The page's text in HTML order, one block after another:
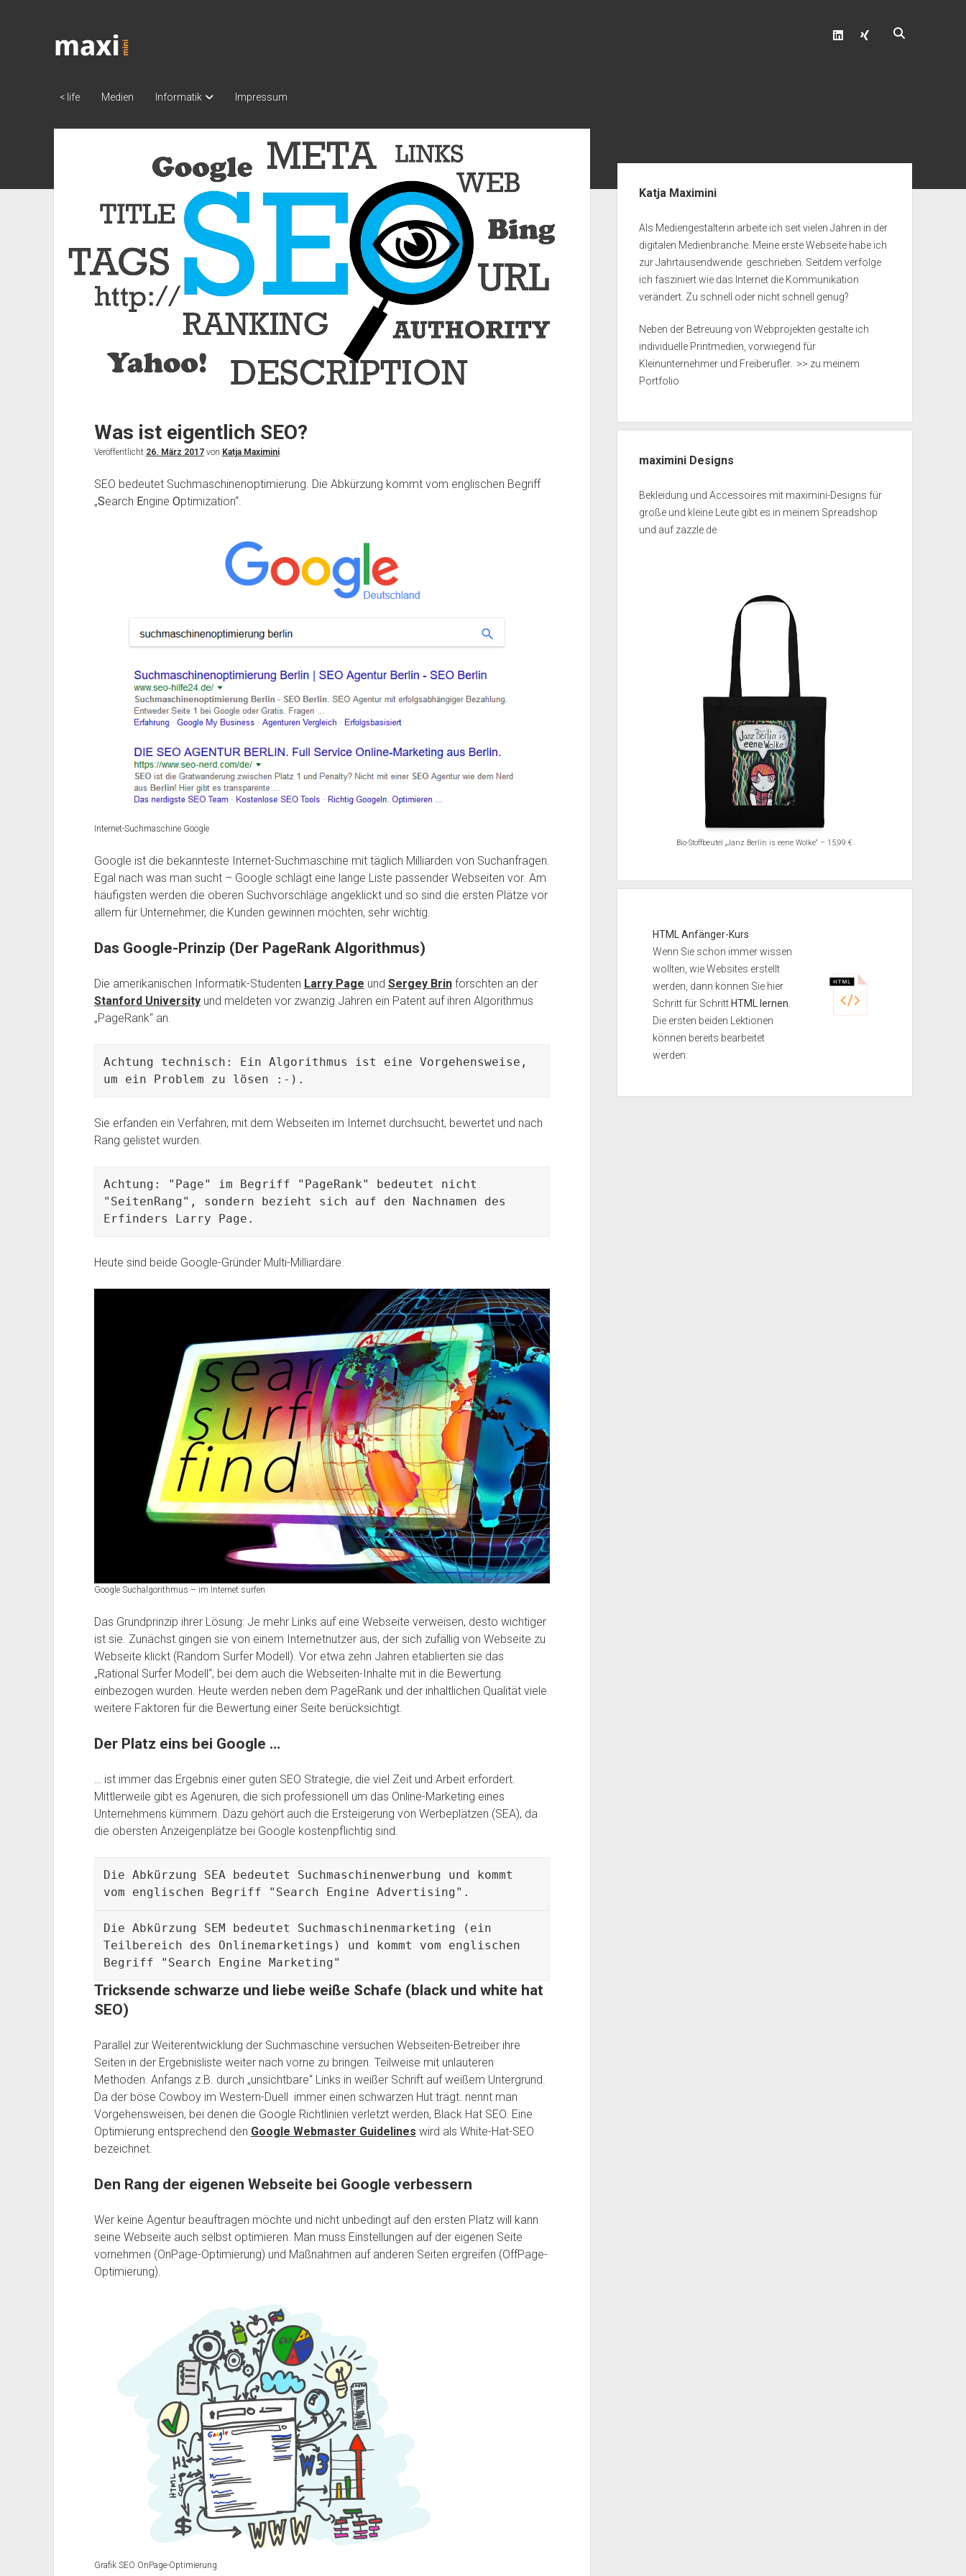
Maximini
work
linkedinxing
< life Medien Informatik Impressum
Was ist eigentlich SEO?
Veröffentlicht 26. März 2017von Katja Maximini.
SEO bedeutet Suchmaschinenoptimierung. Die Abkürzung kommt vom englischen Begriff
„Search Engine Optimization“.
Internet-Suchmaschine Google
Google ist die bekannteste Internet-Suchmaschine mit täglich Milliarden von Suchanfragen.
Egal nach was man sucht – Google schlägt eine lange Liste passender Webseiten vor. Am
häufigsten werden die oberen Suchvorschläge angeklickt und so sind die ersten Plätze vor
allem für Unternehmer, die Kunden gewinnen möchten, sehr wichtig.
Das Google-Prinzip (Der PageRank Algorithmus)
Die amerikanischen Informatik-Studenten Larry Page und Sergey Brinforschten an der
Stanford Universityund meldeten vor zwanzig Jahren ein Patent auf ihren Algorithmus
„PageRank“ an.
Achtung technisch: Ein Algorithmus ist eine Vorgehensweise,
um ein Problem zu lösen :-).
Sie erfanden ein Verfahren, mit dem Webseiten im Internet durchsucht, bewertet und nach
Rang gelistet wurden.
Achtung: "Page" im Begriff "PageRank" bedeutet nicht
"SeitenRang", sondern bezieht sich auf den Nachnamen des
Erfinders Larry Page.
Heute sind beide Google-Gründer Multi-Milliardäre.
Google Suchalgorithmus – im Internet surfen
Das Grundprinzip ihrer Lösung: Je mehr Links auf eine Webseite verweisen, desto wichtiger
ist sie. Zunächst gingen sie von einem Internetnutzer aus, der sich zufällig von Webseite zu
Webseite klickt (Random Surfer Modell). Vor etwa zehn Jahren etablierten sie das
„Rational Surfer Modell“, bei dem auch die Webseiten-Inhalte mit in die Bewertung
einbezogen wurden. Heute werden neben dem PageRank und der inhaltlichen Qualität viele
weitere Faktoren für die Bewertung einer Seite berücksichtigt.
Der Platz eins bei Google …
… ist immer das Ergebnis einer guten SEO Strategie, die viel Zeit und Arbeit erfordert.
Mittlerweile gibt es Agenuren, die sich professionell um das Online-Marketing eines
Unternehmens kümmern. Dazu gehört auch die Ersteigerung von Werbeplätzen (SEA), da
die obersten Anzeigenplätze bei Google kostenpflichtig sind.
Die Abkürzung SEA bedeutet Suchmaschinenwerbung und kommt
vom englischen Begriff " Search Engine Advertising".
Die Abkürzung SEM bedeutet Suchmaschinenmarketing (ein
Teilbereich des Onlinemarketings) und kommt vom englischen
Begriff " Search Engine Marketing"
Tricksende schwarze und liebe weiße Schafe (black und white hat
SEO)
Parallel zur Weiterentwicklung der Suchmaschine versuchen Webseiten-Betreiber ihre
Seiten in der Ergebnisliste weiter nach vorne zu bringen. Teilweise mit unlauteren
Methoden. Anfangs z.B. durch „unsichtbare“ Links in weißer Schrift auf weißem Untergrund.
Da der böse Cowboy im Western-Duell
immer einen schwarzen Hut trägt. nennt man
Vorgehensweisen, bei denen die Google Richtlinien verletzt werden, Black Hat SEO. Eine
Optimierung entsprechend den Google Webmaster Guidelines wird als White-Hat-SEO
bezeichnet.
Den Rang der eigenen Webseite bei Google verbessern
Wer keine Agentur beauftragen möchte und nicht unbedingt auf den ersten Platz will kann
seine Webseite auch selbst optimieren. Man muss Einstellungen auf der eigenen Seite
vornehmen (OnPage-Optimierung) und Maßnahmen auf anderen Seiten ergreifen (OffPage-
Optimierung).
Grafik SEO OnPage-Optimierung
Katja Maximini
Als Mediengestalterin arbeite ich seit vielen Jahren in der
digitalen Medienbranche. Meine erste Webseite habe ich
zur Jahrtausendwende geschrieben. Seitdem verfolge
ich fasziniert wie das Internet die Kommunikation
verändert. Zu schnell oder nicht schnell genug?
Neben der Betreuung von Webprojekten gestalte ich
individuelle Printmedien, vorwiegend für
Kleinunternehmer und Freiberufler. >> zu meinem
Portfolio
maximini Designs
Bekleidung und Accessoires mit maximini-Designs für
große und kleine Leute gibt es in meinem Spreadshop
und auf zazzle.de
Bio-Stoffbeutel „Janz Berlin is eene Wolke“ – 15,99 €
HTML Anfänger-Kurs
Wenn Sie schon immer wissen
wollten, wie Websites erstellt
werden, dann können Sie hier
Schritt für SchrittHTML lernen
Die ersten beiden Lektionen
können bereits bearbeitet
werden: